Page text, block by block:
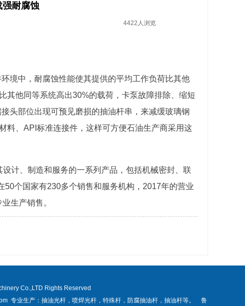
强耐腐蚀
4422人浏览
境中，耐腐蚀性能使其提供的平均工作负荷比其他
其他同等系统高出30%的载荷，卡泵故障排除、缩短
头部位出现可预见磨损的抽油杆串，来减缓玻璃钢
料、API标准连接件，这样可方便石油生产商采用这
计、制造和服务的一系列产品，包括机械密封、联
个国家有230多个销售和服务机构，2017年的营业
生产销售。
Co.,LTD Rights Reserved
专业生产： 抽油光杆 ， 喷焊光杆 ， 特殊杆 ， 防腐抽油杆 ， 抽油杆等。 鲁